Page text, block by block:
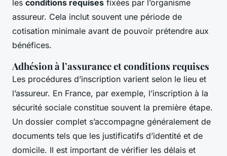
les conditions requises fixées par l’organisme
assureur. Cela inclut souvent une période de
cotisation minimale avant de pouvoir prétendre aux
bénéfices.
Adhésion à l’assurance et conditions requises
Les procédures d’inscription varient selon le lieu et
l’assureur. En France, par exemple, l’inscription à la
sécurité sociale constitue souvent la première étape.
Un dossier complet s’accompagne généralement de
documents tels que les justificatifs d’identité et de
domicile. Il est important de vérifier les délais et